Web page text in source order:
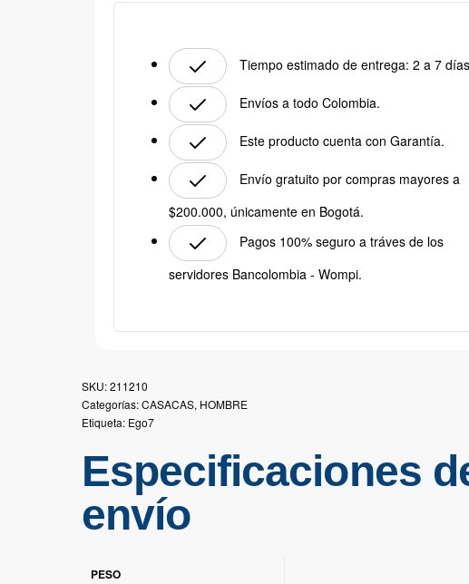
Tiempo estimado de entrega: 2 a 7
Envíos a todo Colombia.
Este producto cuenta con Garantía.
Envío gratuito por compras mayores a
$200.000, únicamente en Bogotá.
Pagos 100% seguro a tráves de los
servidores Bancolombia - Wompi.
211210
Categorías:CASACAS, HOMBRE
Etiqueta: Ego7
Especificaciones
envío
PESO